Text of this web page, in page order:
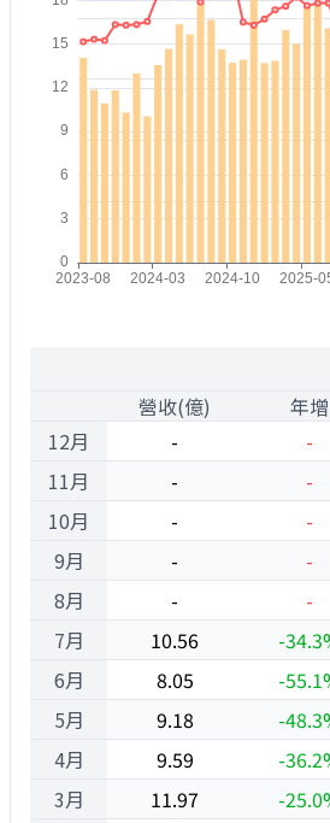
12月
11月
10月
9月
8月
7月
6月
5月
4月
3月
營收(億) 年增
-
-
-
-
-
-
-
-
-
-
10.56
-
8.05
-
9.18
-
9.59
-
11.97
-